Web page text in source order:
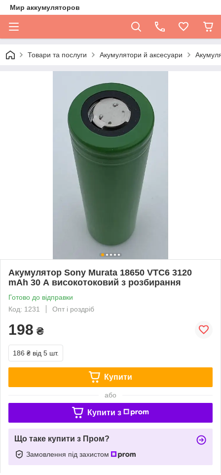
Мир аккумуляторов
Товари та послуги Акумулятори й аксесуари
Акумулятор Sony Murata 18650 VTC6 3120
mAh 30 А високотоковий з розбирання
Готово до відправки
Код: 1231
Опт і роздріб
198 ₴
186 ₴ від 5 шт.
Купити
або
Купити з
Що таке купити з Пром?
Замовлення під захистом